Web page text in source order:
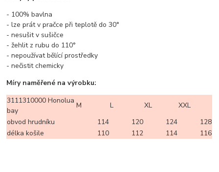
- 100% bavlna
- lze prát v pračce při teplotě do 30°
- nesušit v sušičce
- žehlit z rubu do 110°
- nepoužívat bělící prostředky
- nečistit chemicky
Míry naměřené na výrobku:
3111310000 Honolua
bay
M L XL
XXL
obvod hrudníku
114 120 124
128
délka košile
110 112 114 116